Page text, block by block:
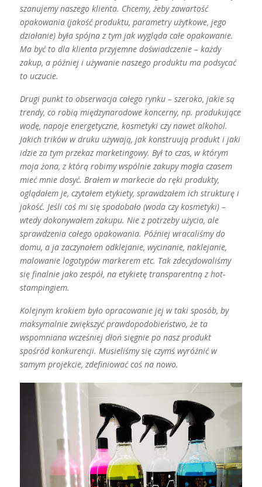
szanujemy naszego klienta. Chcemy, żeby zawartość
opakowania (jakość produktu, parametry użytkowe, jego
działanie) była spójna z tym jak wygląda całe opakowanie.
Ma być to dla klienta przyjemne doświadczenie – każdy
zakup, a później i używanie naszego produktu ma podsycać
to uczucie.
Drugi punkt to obserwacja całego rynku – szeroko, jakie są
trendy, co robią międzynarodowe koncerny, np. produkujące
wodę, napoje energetyczne, kosmetyki czy nawet alkohol.
Jakich trików w druku używają, jak konstruują produkt i jaki
idzie za tym przekaz marketingowy. Był to czas, w którym
moja żona, z którą robimy wspólnie zakupy mogła czasem
mieć mnie dosyć. Brałem w markecie do ręki produkty,
oglądałem je, czytałem etykiety, sprawdzałem ich strukturę i
jakość. Jeśli coś mi się spodobało (woda czy kosmetyki) –
wtedy dokonywałem zakupu. Nie z potrzeby użycia, ale
sprawdzenia całego opakowania. Później wracaliśmy do
domu, a ja zaczynałem odklejanie, wycinanie, naklejanie,
malowanie logotypów markerem etc. Tak zdecydowaliśmy
się finalnie jako zespół, na etykietę transparentną z hot-
stampingiem.
Kolejnym krokiem było opracowanie jej w taki sposób, by
maksymalnie zwiększyć prawdopodobieństwo, że ta
wspomniana wcześniej dłoń sięgnie po nasz produkt
spośród konkurencji. Musieliśmy się czymś wyróżnić w
samym projekcie, zdefiniować coś na nowo.